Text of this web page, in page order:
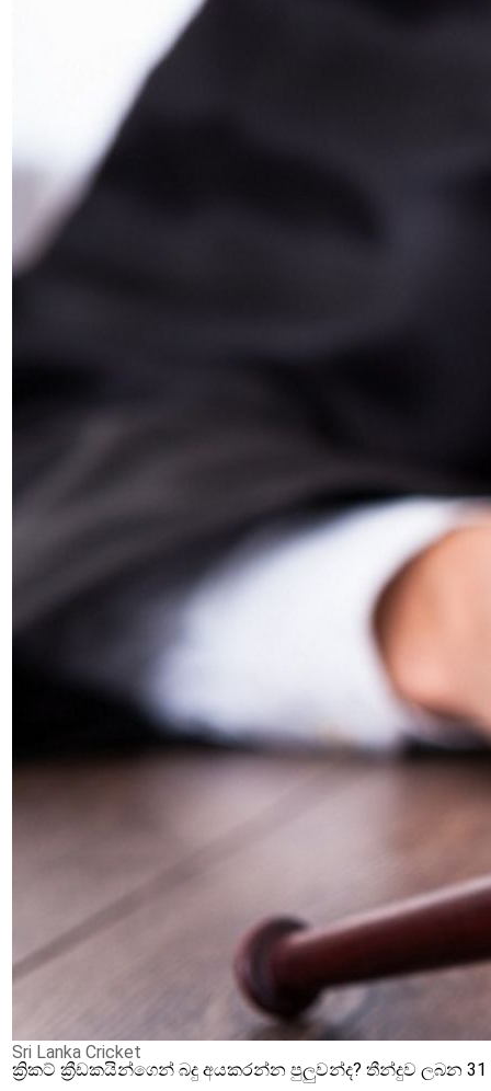
Sri Lanka Cricket
ක්‍රිකට් ක්‍රීඩකයින්ගෙන් බදු අයකරන්න පුලුවන්ද? තීන්දුව ලබන 31